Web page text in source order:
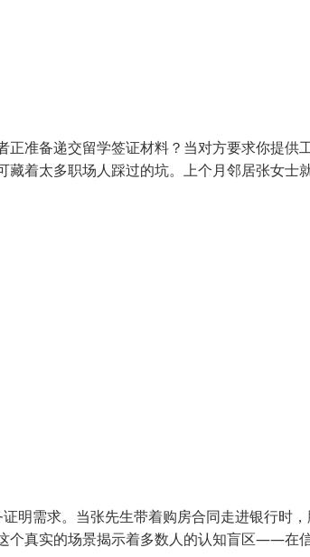
准备递交留学签证材料？当对方要求你提供
着太多职场人踩过的坑。上个月邻居张女士
明需求。当张先生带着购房合同走进银行时
个真实的场景揭示着多数人的认知盲区——在